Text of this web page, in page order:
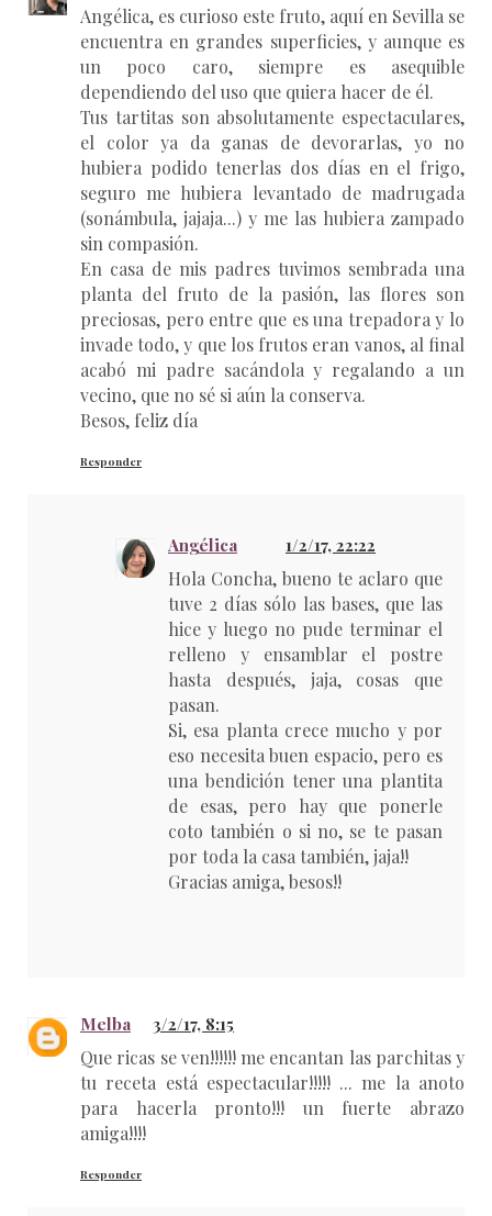
Angélica, es curioso este fruto, aquí en Sevilla se
encuentra en grandes superficies, y aunque es
un poco caro, siempre es asequible
dependiendo del uso que quiera hacer de él.
Tus tartitas son absolutamente espectaculares,
el color ya da ganas de devorarlas, yo no
hubiera podido tenerlas dos días en el frigo,
seguro me hubiera levantado de madrugada
(sonámbula, jajaja...) y me las hubiera zampado
sin compasión.
En casa de mis padres tuvimos sembrada una
planta del fruto de la pasión, las flores son
preciosas, pero entre que es una trepadora y lo
invade todo, y que los frutos eran vanos, al final
acabó mi padre sacándola y regalando a un
vecino, que no sé si aún la conserva.
Besos, feliz día
Responder
Angélica 1/2/17, 22:22
Hola Concha, bueno te aclaro que
tuve 2 días sólo las bases, que las
hice y luego no pude terminar el
relleno y ensamblar el postre
hasta después, jaja, cosas que
pasan.
Si, esa planta crece mucho y por
eso necesita buen espacio, pero es
una bendición tener una plantita
de esas, pero hay que ponerle
coto también o si no, se te pasan
por toda la casa también, jaja!!
Gracias amiga, besos!!
Melba 3/2/17, 8:15
Que ricas se ven!!!!!! me encantan las parchitas y
tu receta está espectacular!!!!! ... me la anoto
para hacerla pronto!!! un fuerte abrazo
amiga!!!!
Responder